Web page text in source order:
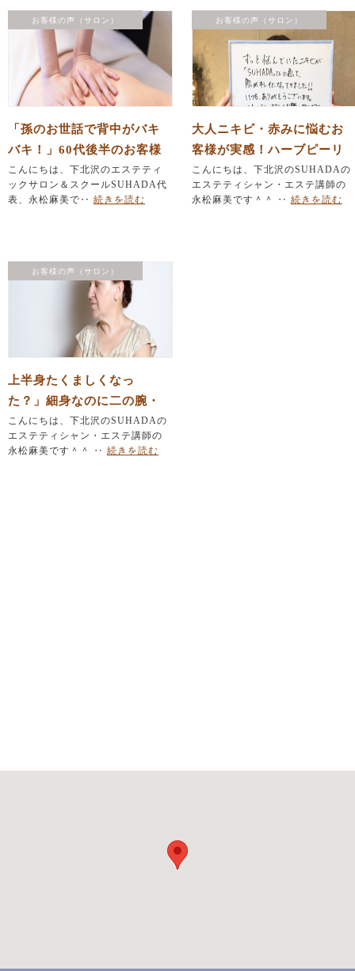
お客様の声（サロン）
「孫のお世話で背中がバキ
バキ！」60代後半のお客様
が「お顔のリフトアップ効
果」に驚かれた理由
こんにちは、下北沢のエステティ
ックサロン＆スクールSUHADA代
表、永松麻美で‥ 続きを読む
お客様の声（サロン）
大人ニキビ・赤みに悩むお
客様が実感！ハーブピーリ
ングの改善効果レポート
こんにちは、下北沢のSUHADAの
エステティシャン・エステ講師の
永松麻美です＾＾ ‥ 続きを読む
お客様の声（サロン）
上半身たくましくなっ
た？」細身なのに二の腕・
肩周りが分厚い…50代お客
様の身体の変化
こんにちは、下北沢のSUHADAの
エステティシャン・エステ講師の
永松麻美です＾＾ ‥ 続きを読む